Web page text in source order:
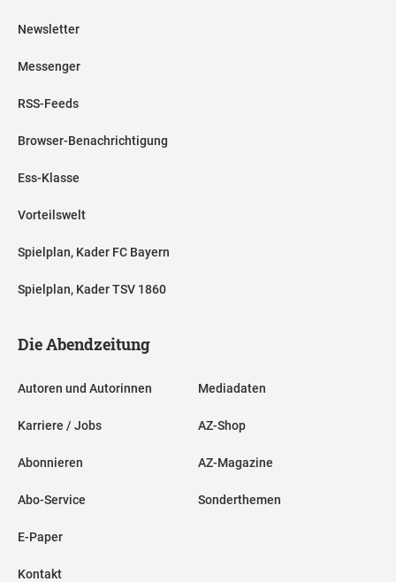
Newsletter
Messenger
RSS-Feeds
Browser-Benachrichtigung
Ess-Klasse
Vorteilswelt
Spielplan, Kader FC Bayern
Spielplan, Kader TSV 1860
Die Abendzeitung
Autoren und Autorinnen
Karriere / Jobs
Abonnieren
Abo-Service
E-Paper
Kontakt
Mediadaten
AZ-Shop
AZ-Magazine
Sonderthemen